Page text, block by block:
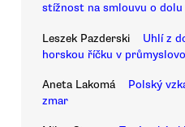
stížnost na smlouvu o dolu
Leszek Pazderski
Uhlí z
horskou říčku v
Aneta Lakomá
Polský
zmar